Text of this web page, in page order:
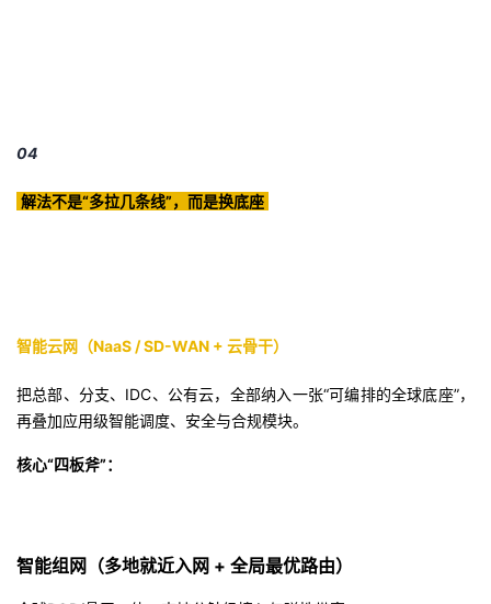
04
解法不是“多拉几条线”，而是换底座
智能云网（NaaS / SD-WAN + 云骨干）
把总部、分支、IDC、公有云，全部纳入一张“可编排的全球底座”，
再叠加应用级智能调度、安全与合规模块。
核心“四板斧”：
智能组网（多地就近入网 + 全局最优路由）